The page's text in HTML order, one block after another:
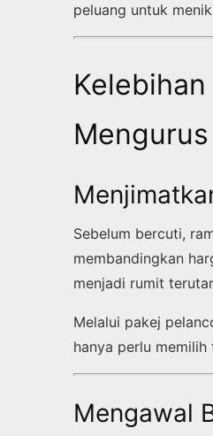
peluang untuk
Sebelum bercuti,
membandingkan
menjadi rumit
Melalui pakej
hanya perlu
Mengawal